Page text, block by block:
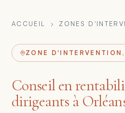
ACCUEIL ZONES
ZONE D'INTERVENTION,
Conseil en
dirigeants à